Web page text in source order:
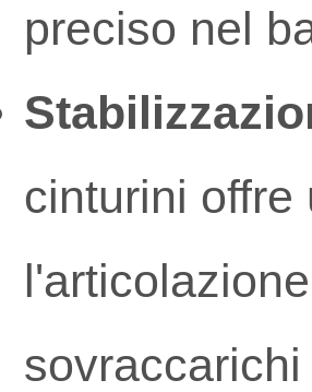
preciso nel
cinturini offre